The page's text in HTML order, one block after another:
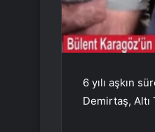
6 yılı aşkın
Demirtaş,